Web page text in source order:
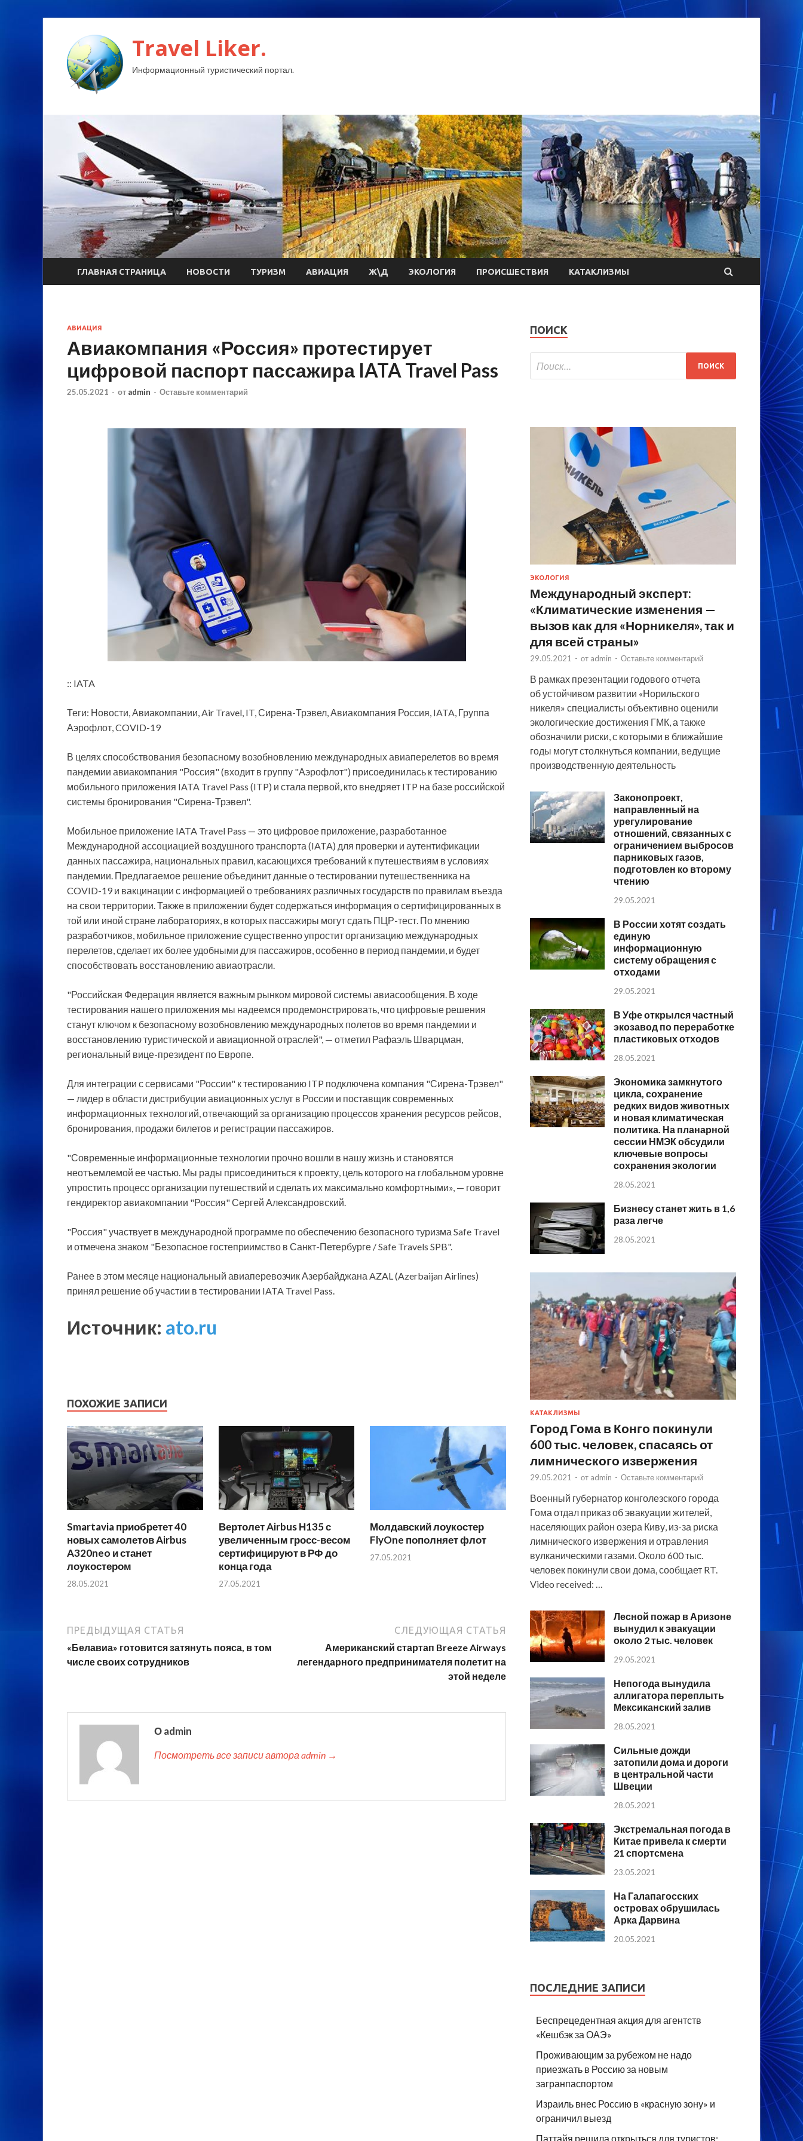
Travel Liker.
Информационный туристический портал.
ГЛАВНАЯ СТРАНИЦА НОВОСТИ ТУРИЗМ АВИАЦИЯ Ж\Д ЭКОЛОГИЯ ПРОИСШЕСТВИЯ КАТАКЛИЗМЫ
АВИАЦИЯ
Авиакомпания «Россия» протестирует
цифровой паспорт пассажира IATA Travel Pass
25.05.2021 - от admin - Оставьте комментарий
:: IATA
Теги: Новости, Авиакомпании, Air Travel, IT, Сирена-Трэвел, Авиакомпания Россия, IATA, Группа
Аэрофлот, COVID-19
В целях способствования безопасному возобновлению международных авиаперелетов во время
пандемии авиакомпания "Россия" (входит в группу "Аэрофлот") присоединилась к тестированию
мобильного приложения IATA Travel Pass (ITP) и стала первой, кто внедряет ITP на базе российской
системы бронирования "Сирена-Трэвел".
Мобильное приложение IATA Travel Pass — это цифровое приложение, разработанное
Международной ассоциацией воздушного транспорта (IATA) для проверки и аутентификации
данных пассажира, национальных правил, касающихся требований к путешествиям в условиях
пандемии. Предлагаемое решение объединит данные о тестировании путешественника на
COVID-19 и вакцинации с информацией о требованиях различных государств по правилам въезда
на свои территории. Также в приложении будет содержаться информация о сертифицированных в
той или иной стране лабораториях, в которых пассажиры могут сдать ПЦР-тест. По мнению
разработчиков, мобильное приложение существенно упростит организацию международных
перелетов, сделает их более удобными для пассажиров, особенно в период пандемии, и будет
способствовать восстановлению авиаотрасли.
"Российская Федерация является важным рынком мировой системы авиасообщения. В ходе
тестирования нашего приложения мы надеемся продемонстрировать, что цифровые решения
станут ключом к безопасному возобновлению международных полетов во время пандемии и
восстановлению туристической и авиационной отраслей", — отметил Рафаэль Шварцман,
региональный вице-президент по Европе.
Для интеграции с сервисами "России" к тестированию ITP подключена компания "Сирена-Трэвел"
— лидер в области дистрибуции авиационных услуг в России и поставщик современных
информационных технологий, отвечающий за организацию процессов хранения ресурсов рейсов,
бронирования, продажи билетов и регистрации пассажиров.
"Современные информационные технологии прочно вошли в нашу жизнь и становятся
неотъемлемой ее частью. Мы рады присоединиться к проекту, цель которого на глобальном уровне
упростить процесс организации путешествий и сделать их максимально комфортными», — говорит
гендиректор авиакомпании "Россия" Сергей Александровский.
"Россия" участвует в международной программе по обеспечению безопасного туризма Safe Travel
и отмечена знаком "Безопасное гостеприимство в Санкт-Петербурге / Safe Travels SPB".
Ранее в этом месяце национальный авиаперевозчик Азербайджана AZAL (Azerbaijan Airlines)
принял решение об участии в тестировании IATA Travel Pass.
Источник: ato.ru
ПОХОЖИЕ ЗАПИСИ
Smartavia приобретет 40
новых самолетов Airbus
A320neo и станет
лоукостером
28.05.2021
Вертолет Airbus Н135 с
увеличенным гросс-весом
сертифицируют в РФ до
конца года
27.05.2021
Молдавский лоукостер
FlyOne пополняет флот
27.05.2021
ПРЕДЫДУЩАЯ СТАТЬЯ
«Белавиа» готовится затянуть пояса, в том
числе своих сотрудников
СЛЕДУЮЩАЯ СТАТЬЯ
Американский стартап Breeze Airways
легендарного предпринимателя полетит на
этой неделе
О admin
Посмотреть все записи автора admin →
ПОИСК
ЭКОЛОГИЯ
Международный эксперт:
«Климатические изменения —
вызов как для «Норникеля», так и
для всей страны»
29.05.2021 - от admin - Оставьте комментарий
В рамках презентации годового отчета
об устойчивом развитии «Норильского
никеля» специалисты объективно оценили
экологические достижения ГМК, а также
обозначили риски, с которыми в ближайшие
годы могут столкнуться компании, ведущие
производственную деятельность
Законопроект,
направленный на
урегулирование
отношений, связанных с
ограничением выбросов
парниковых газов,
подготовлен ко второму
чтению
29.05.2021
В России хотят создать
единую
информационную
систему обращения с
отходами
29.05.2021
В Уфе открылся частный
экозавод по переработке
пластиковых отходов
28.05.2021
Экономика замкнутого
цикла, сохранение
редких видов животных
и новая климатическая
политика. На планарной
сессии НМЭК обсудили
ключевые вопросы
сохранения экологии
28.05.2021
Бизнесу станет жить в 1,6
раза легче
28.05.2021
КАТАКЛИЗМЫ
Город Гома в Конго покинули
600 тыс. человек, спасаясь от
лимнического извержения
29.05.2021 - от admin - Оставьте комментарий
Военный губернатор конголезского города
Гома отдал приказ об эвакуации жителей,
населяющих район озера Киву, из-за риска
лимнического извержения и отравления
вулканическими газами. Около 600 тыс.
человек покинули свои дома, сообщает RT.
Video received: …
Лесной пожар в Аризоне
вынудил к эвакуации
около 2 тыс. человек
29.05.2021
Непогода вынудила
аллигатора переплыть
Мексиканский залив
28.05.2021
Сильные дожди
затопили дома и дороги
в центральной части
Швеции
28.05.2021
Экстремальная погода в
Китае привела к смерти
21 спортсмена
23.05.2021
На Галапагосских
островах обрушилась
Арка Дарвина
20.05.2021
ПОСЛЕДНИЕ ЗАПИСИ
Беспрецедентная акция для агентств
«Кешбэк за ОАЭ»
Проживающим за рубежом не надо
приезжать в Россию за новым
загранпаспортом
Израиль внес Россию в «красную зону» и
ограничил выезд
Паттайя решила открыться для туристов: